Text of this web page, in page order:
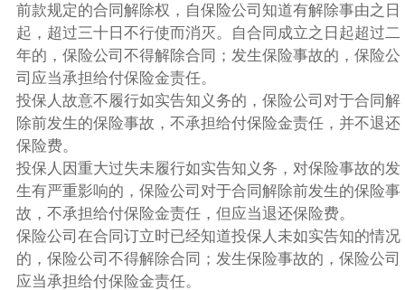
前款规定的合同解除权，自保险公司知道有解除事由之日
起，超过三十日不行使而消灭。自合同成立之日起超过二
年的，保险公司不得解除合同；发生保险事故的，保险公
司应当承担给付保险金责任。
投保人故意不履行如实告知义务的，保险公司对于合同解
除前发生的保险事故，不承担给付保险金责任，并不退还
保险费。
投保人因重大过失未履行如实告知义务，对保险事故的发
生有严重影响的，保险公司对于合同解除前发生的保险事
故，不承担给付保险金责任，但应当退还保险费。
保险公司在合同订立时已经知道投保人未如实告知的情况
的，保险公司不得解除合同；发生保险事故的，保险公司
应当承担给付保险金责任。